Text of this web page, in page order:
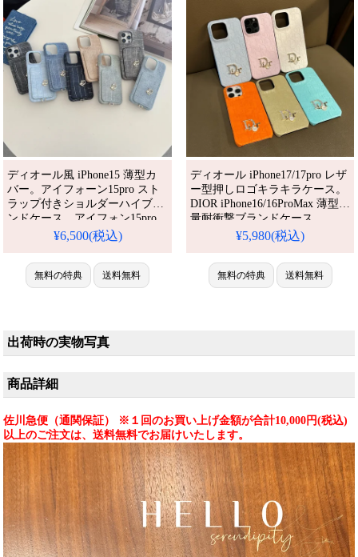
しても活躍間違いなし！（キャ
ラクターケース）
ディオール風 iPhone15 薄型カ
バー。アイフォーン15pro スト
ラップ付きショルダーハイブラ
ンドケース。アイフォン15pro
max/15 カード収納斜めがけワニ
愛用人気落下防止可愛いおしゃ
れデニム。流行り・耐衝撃・防
水。かわいい・格安。おすすめ
¥6,500(税込)
無料の特典 送料無料
ディオール iPhone17/17pro レザ
ー型押しロゴキラキラケース。
DIOR iPhone16/16ProMax 薄型軽
量耐衝撃ブランドケース。
iPhone15/14/13 pro 都市の風大人
行り・耐衝撃・防水。かわい
い・格安。おすすめiPhone17ケ
ース / 17プロプラスケース。
¥5,980(税込)
無料の特典 送料無料
出荷時の実物写真
商品詳細
佐川急便（通関保証） ※１回のお買い上げ金額が合計10,000円(税込)
以上のご注文は、送料無料でお届けいたします。